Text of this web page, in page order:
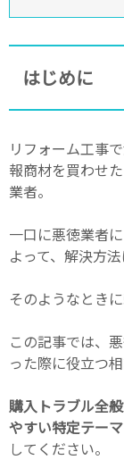
はじめに
リフォーム工事
報商材を買わせ
業者。
一口に悪徳業者
よって、解決方
そのようなとき
この記事では、
った際に役立つ
購入トラブル全
やすい特定テー
してください。